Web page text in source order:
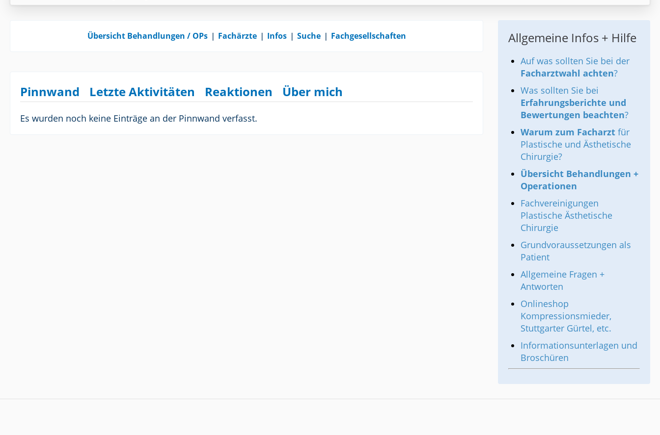
Übersicht Behandlungen / OPs❘ Fachärzte❘ Infos❘ Suche❘ Fachgesellschaften
Pinnwand Letzte Aktivitäten Reaktionen Über mich
Es wurden noch keine Einträge an der Pinnwand verfasst.
Allgemeine Infos + Hilfe
Auf was sollten Sie bei der
Facharztwahl achten?
Was sollten Sie bei
Erfahrungsberichte und
Bewertungen beachten?
Warum zum Facharzt für
Plastische und Ästhetische
Chirurgie?
Übersicht Behandlungen +
Operationen
Fachvereinigungen
Plastische Ästhetische
Chirurgie
Grundvoraussetzungen als
Patient
Allgemeine Fragen +
Antworten
Onlineshop
Kompressionsmieder,
Stuttgarter Gürtel, etc.
Informationsunterlagen und
Broschüren